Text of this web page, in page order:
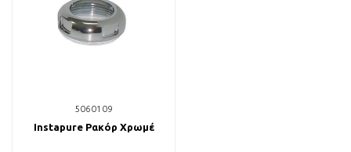
5060109
Instapure Ρακόρ Χρωμέ